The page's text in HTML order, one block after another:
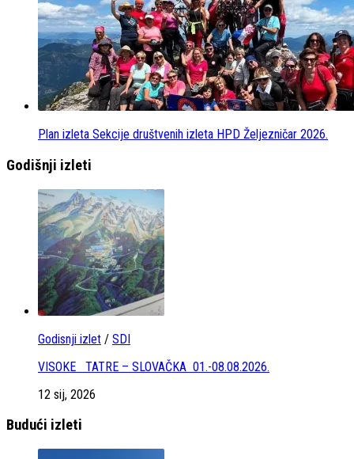
Plan izleta Sekcije društvenih izleta HPD Željezničar 2026.
Godišnji izleti
Godisnji izlet / SDI
VISOKE TATRE – SLOVAČKA 01.-08.08.2026.
12 sij, 2026
Budući izleti